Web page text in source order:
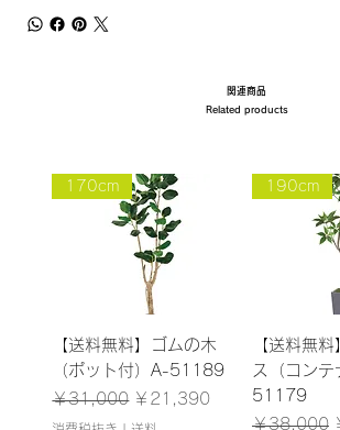
関連商品
Related products
170cm
【送料無料】ゴムの木
（ポット付）A-51189
通常価格
￥31,000 セール価格
￥21,390
190cm
【送料無
ス（コン
51179
通常価格
￥38,000